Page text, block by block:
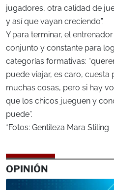
jugadores, otra calidad de
y así que vayan creciendo”.
Y para terminar, el
conjunto y constante para
categorías formativas:
puede viajar, es caro, cuesta
muchas cosas, pero si hay
que los chicos jueguen y
puede”.
*Fotos: Gentileza Mara Stiling
OPINIÓN